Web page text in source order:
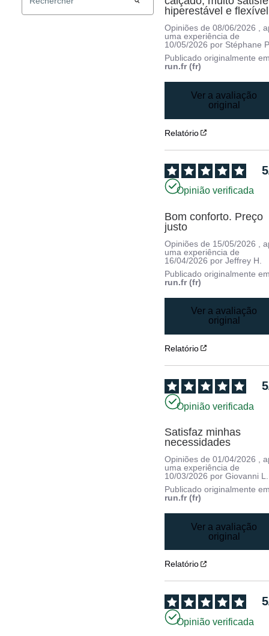
hiperestável e
Opiniões de08/06/2026 ,
uma experiência de
10/05/2026 por Stéphane
Publicado originalmente
run.fr (fr)
Ver a avaliação
original
Relatório
5
Opinião verificada
Bom conforto. Preço
justo
Opiniões de 15/05/2026
,
uma experiência de
16/04/2026 porJeffrey H.
Publicado originalmente
run.fr (fr)
Ver a avaliação
original
Relatório
5
Opinião verificada
Satisfaz minhas
necessidades
Opiniões de01/04/2026
,
uma experiência de
10/03/2026 porGiovanni L.
Publicado originalmente
run.fr (fr)
Ver a avaliação
original
Relatório
5
Opinião verificada